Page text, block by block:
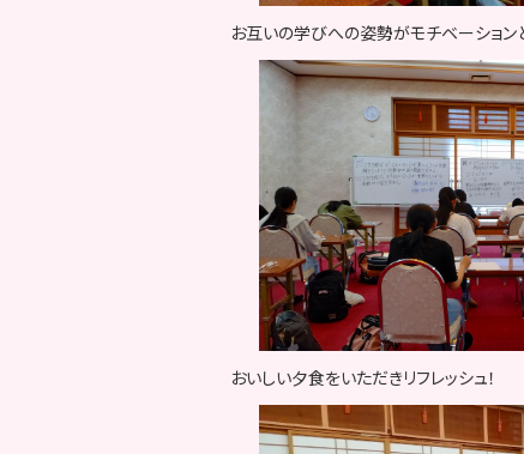
お互いの学びへの姿勢がモチベーション
おいしい夕食をいただきリフレッシュ！